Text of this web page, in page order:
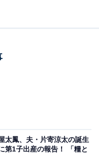
太鳳、夫・片寄涼太の誕生
第1子出産の報告！ 「糧と